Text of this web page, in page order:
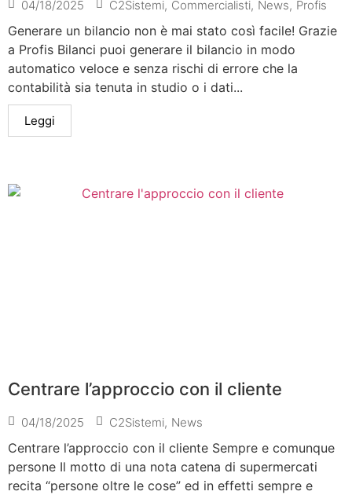
04/18/2025 C2Sistemi, Commercialisti, News, Profis
Generare un bilancio non è mai stato così facile! Grazie
a Profis Bilanci puoi generare il bilancio in modo
automatico veloce e senza rischi di errore che la
contabilità sia tenuta in studio o i dati...
Leggi
Centrare l’approccio con il cliente
04/18/2025 C2Sistemi, News
Centrare l’approccio con il cliente Sempre e comunque
persone Il motto di una nota catena di supermercati
recita “persone oltre le cose” ed in effetti sempre e